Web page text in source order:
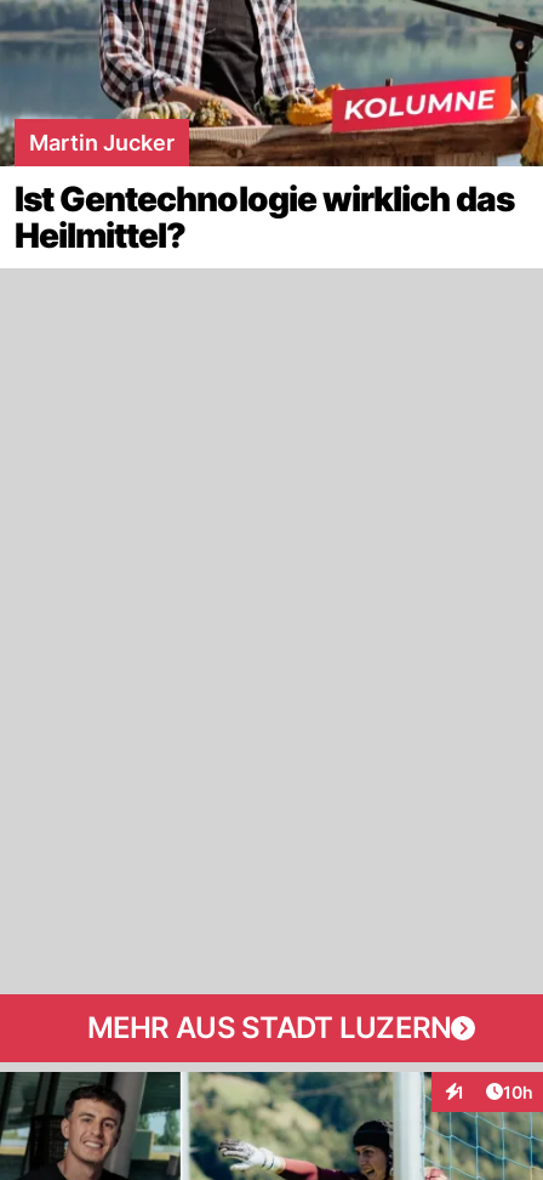
Martin Jucker
Ist Gentechnologie wirklich das
Heilmittel?
MEHR AUS STADT LUZERN
1 10h